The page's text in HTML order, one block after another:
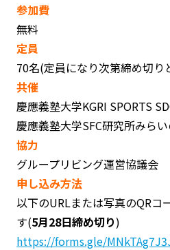
参加費
無料
定員
70名(定員になり次第締め切り
共催
慶應義塾大学KGRI SPORTS
慶應義塾大学SFC研究所みら
協力
グループリビング運営協議会
申し込み方法
以下のURLまたは写真のQRコ
す(5月28日締め切り)
https://forms.gle/